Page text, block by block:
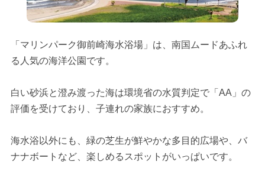
「マリンパーク御前崎海水浴場」は、南国ムードあふれ
る人気の海洋公園です。
白い砂浜と澄み渡った海は環境省の水質判定で「AA」の
評価を受けており、子連れの家族におすすめ。
海水浴以外にも、緑の芝生が鮮やかな多目的広場や、バ
ナナボートなど、楽しめるスポットがいっぱいです。